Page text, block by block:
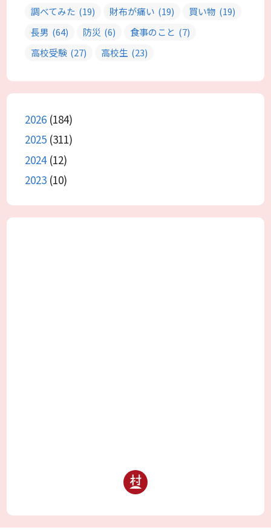
調べてみた (19) 財布が痛い (19) 買い物 (19)
長男 (64) 防災 (6) 食事のこと (7)
高校受験 (27) 高校生 (23)
2026 (184)
2025 (311)
2024(12)
2023 (10)